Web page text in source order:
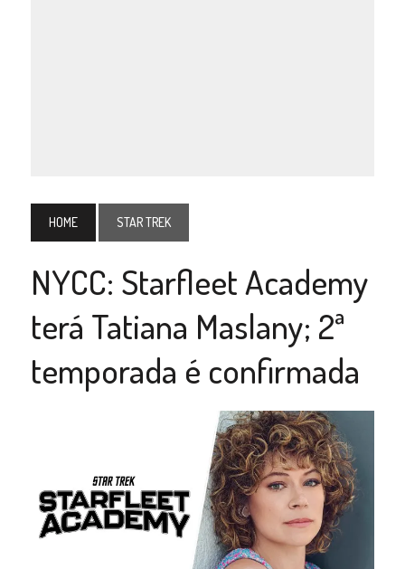
HOME STAR TREK
NYCC: Starfleet Academy
terá Tatiana Maslany; 2ª
temporada é confirmada